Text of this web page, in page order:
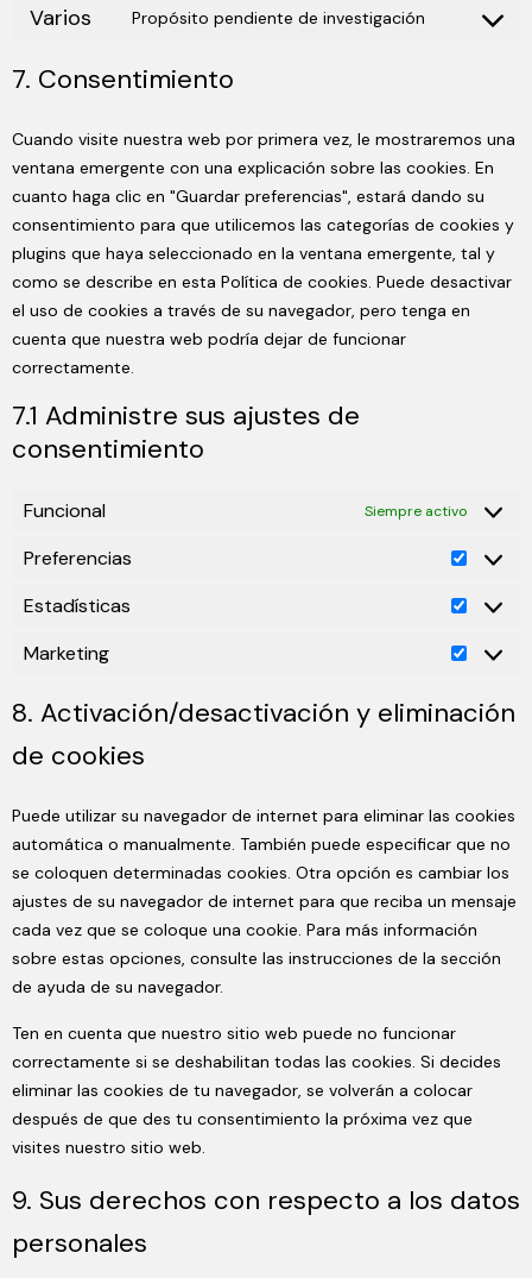
Varios Propósito pendiente de investigación
7. Consentimiento
Cuando visite nuestra web por primera vez, le mostraremos una
ventana emergente con una explicación sobre las cookies. En
cuanto haga clic en "Guardar preferencias", estará dando su
consentimiento para que utilicemos las categorías de cookies y
plugins que haya seleccionado en la ventana emergente, tal y
como se describe en esta Política de cookies. Puede desactivar
el uso de cookies a través de su navegador, pero tenga en
cuenta que nuestra web podría dejar de funcionar
correctamente.
7.1 Administre sus ajustes de
consentimiento
Funcional Siempre activo
Preferencias
Estadísticas
Marketing
8. Activación/desactivación y eliminación
de cookies
Puede utilizar su navegador de internet para eliminar las cookies
automática o manualmente. También puede especificar que no
se coloquen determinadas cookies. Otra opción es cambiar los
ajustes de su navegador de internet para que reciba un mensaje
cada vez que se coloque una cookie. Para más información
sobre estas opciones, consulte las instrucciones de la sección
de ayuda de su navegador.
Ten en cuenta que nuestro sitio web puede no funcionar
correctamente si se deshabilitan todas las cookies. Si decides
eliminar las cookies de tu navegador, se volverán a colocar
después de que des tu consentimiento la próxima vez que
visites nuestro sitio web.
9. Sus derechos con respecto a los datos
personales